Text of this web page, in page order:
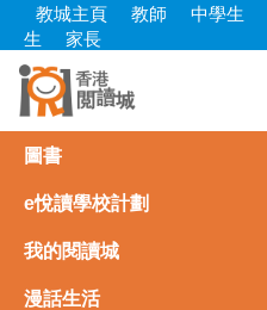
main
content
教城主頁 教師 中學生
生
家長
圖書
e悅讀學校計劃
我的閱讀城
漫話生活